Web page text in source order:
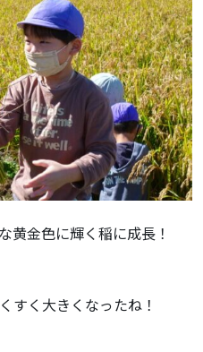
黄金色に輝く稲に成長！
すく大きくなったね！